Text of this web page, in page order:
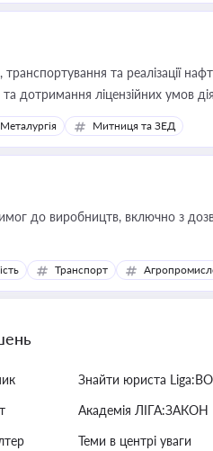
та реалізації
дотримання ліцензійних умов
Металургія Митниця та ЗЕД
до виробництв, включно з
Транспорт
Знайти юриста
Академія ЛІГА:ЗАКОН
Теми в центрі уваги